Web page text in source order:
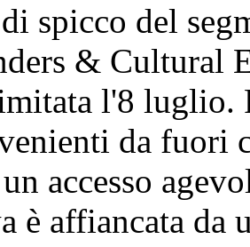
spicco del
& Cultural
l'8 luglio.
da fuori
accesso
è affiancata da